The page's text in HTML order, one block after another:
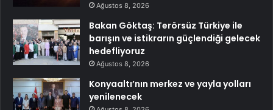
Ağustos 8, 2026
Bakan Göktaş: Terörsüz Türkiye ile
barışın ve istikrarın güçlendiği gelecek
hedefliyoruz
Ağustos 8, 2026
Konyaaltı’nın merkez ve yayla yolları
yenilenecek